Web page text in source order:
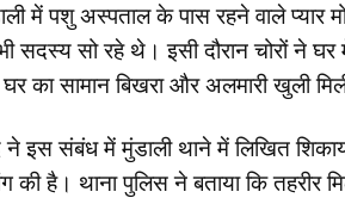
में पशु अस्पताल के पास रहने वाले प्यार
सदस्य सो रहे थे। इसी दौरान चोरों ने
का सामान बिखरा और अलमारी खुली
ने इस संबंध में मुंडाली थाने में लिखित
की है। थाना पुलिस ने बताया कि